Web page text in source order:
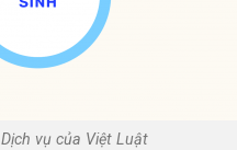
Dịch vụ của Việt Luật